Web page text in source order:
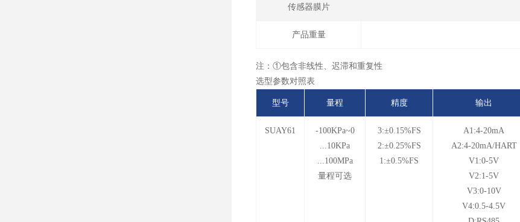
传感器膜片
产品重量
注：①包含非线性、迟滞和重复性
选型参数对照表
型号 量程 精度 输出
SUAY61
-100KPa~0
...10KPa
...100MPa
量程可选
3:±0.15%FS
2:±0.25%FS
1:±0.5%FS
A1:4-20mA
A2:4-20mA/HART
V1:0-5V
V2:1-5V
V3:0-10V
V4:0.5-4.5V